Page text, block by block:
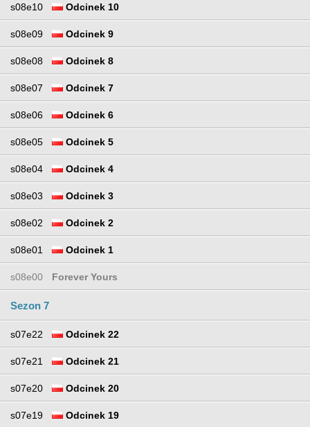
s08e10 Odcinek 10
s08e09 Odcinek 9
s08e08 Odcinek 8
s08e07 Odcinek 7
s08e06 Odcinek 6
s08e05 Odcinek 5
s08e04 Odcinek 4
s08e03 Odcinek 3
s08e02 Odcinek 2
s08e01 Odcinek 1
s08e00 Forever Yours
Sezon 7
s07e22 Odcinek 22
s07e21 Odcinek 21
s07e20 Odcinek 20
s07e19 Odcinek 19